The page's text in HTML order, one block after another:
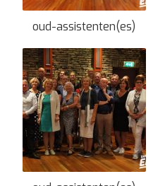
oud-assistenten(es)